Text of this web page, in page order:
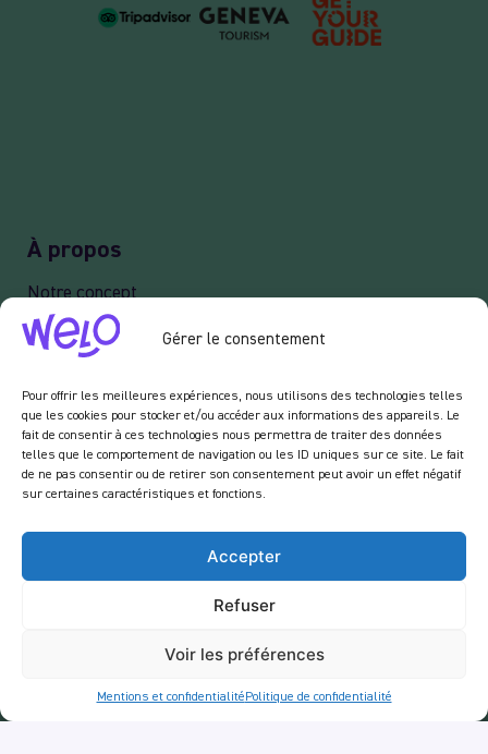
Gérer le consentement
Pour offrir les meilleures expériences, nous utilisons des technologies telles
que les cookies pour stocker et/ou accéder aux informations des appareils. Le
fait de consentir à ces technologies nous permettra de traiter des données
telles que le comportement de navigation ou les ID uniques sur ce site. Le fait
de ne pas consentir ou de retirer son consentement peut avoir un effet négatif
sur certaines caractéristiques et fonctions.
Accepter
Refuser
Voir les préférences
Mentions et confidentialité Politique de confidentialité
À propos
Notre concept
Recrutement
Mentions Légales
Politique de confidentialité
Services
Balades
ApéroTuk
Entreprise
Services entreprises